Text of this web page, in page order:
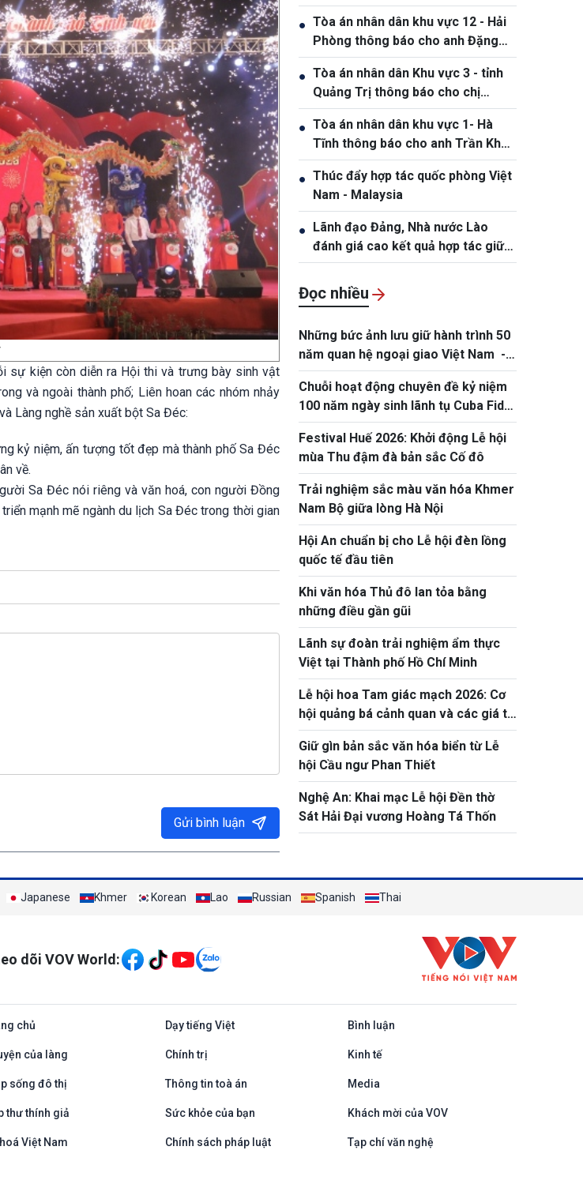
sự kiện còn diễn ra Hội thi và trưng bày sinh vật
và ngoài thành phố; Liên hoan các nhóm nhảy
Làng nghề sản xuất bột Sa Đéc:
kỷ niệm, ấn tượng tốt đẹp mà thành phố Sa Đéc
về.
Sa Đéc nói riêng và văn hoá, con người Đồng
mạnh mẽ ngành du lịch Sa Đéc trong thời gian
Gửi bình luận
Phạm Thị Giang, sinh ngày
19/10/1991
● Tòa án nhân dân khu vực 12 - Hải
Phòng thông báo cho anh Đặng
Hồng Tiệp, sinh ngày 20/5/1989
● Tòa án nhân dân Khu vực 3 - tỉnh
Quảng Trị thông báo cho chị
Phạm Thị Giang, sinh ngày
19/10/1991
● Tòa án nhân dân khu vực 1- Hà
Tĩnh thông báo cho anh Trần Khắc
Thanh, sinh năm 1988
● Thúc đẩy hợp tác quốc phòng Việt
Nam - Malaysia
● Lãnh đạo Đảng, Nhà nước Lào
đánh giá cao kết quả hợp tác giữa
Quân đội hai nước Việt Nam và Lào
Đọc nhiều
Những bức ảnh lưu giữ hành trình 50
năm quan hệ ngoại giao Việt Nam -
Thái Lan
Chuỗi hoạt động chuyên đề kỷ niệm
100 năm ngày sinh lãnh tụ Cuba Fidel
Castro
Festival Huế 2026: Khởi động Lễ hội
mùa Thu đậm đà bản sắc Cố đô
Trải nghiệm sắc màu văn hóa Khmer
Nam Bộ giữa lòng Hà Nội
Hội An chuẩn bị cho Lễ hội đèn lồng
quốc tế đầu tiên
Khi văn hóa Thủ đô lan tỏa bằng
những điều gần gũi
Lãnh sự đoàn trải nghiệm ẩm thực
Việt tại Thành phố Hồ Chí Minh
Lễ hội hoa Tam giác mạch 2026: Cơ
hội quảng bá cảnh quan và các giá trị
văn hóa truyền thống
Giữ gìn bản sắc văn hóa biển từ Lễ
hội Cầu ngư Phan Thiết
Nghệ An: Khai mạc Lễ hội Đền thờ
Sát Hải Đại vương Hoàng Tá Thốn
Japanese Khmer Korean Lao Russian Spanish Thai
dõi VOV World:
chủ Dạy tiếng Việt Bình luận
của làng Chính trị Kinh tế
sống đô thị Thông tin toà án Media
thư thính giả Sức khỏe của bạn Khách mời của VOV
Việt Nam Chính sách pháp luật Tạp chí văn nghệ